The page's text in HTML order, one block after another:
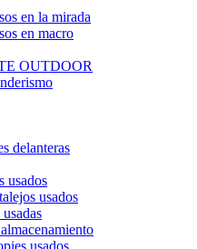
en la mirada
en macro
OUTDOOR
delanteras
usados
usados
usados